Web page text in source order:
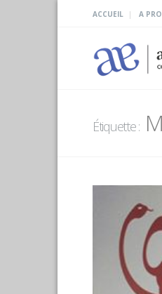
ACCUEIL | A
Étiquette :